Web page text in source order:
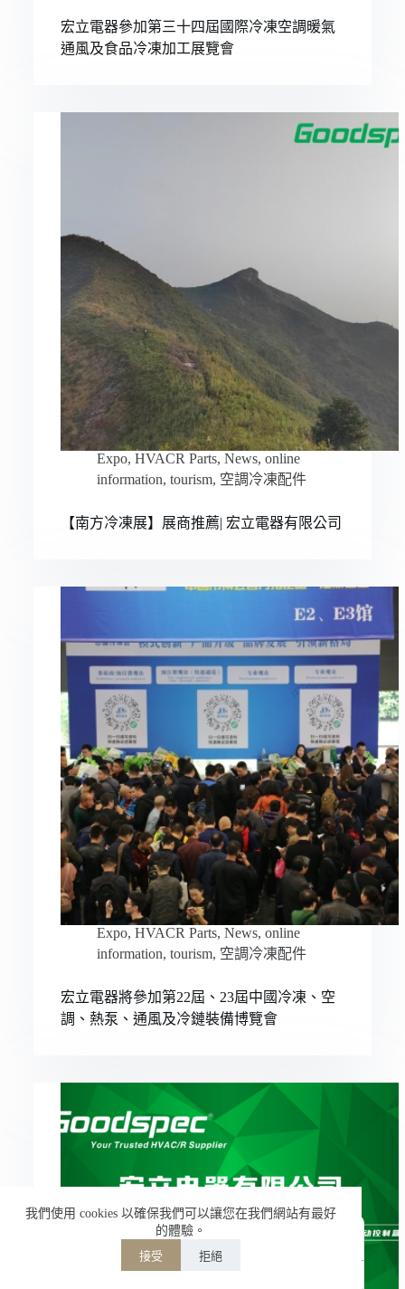
我們使用 cookies 以確保我們可以讓您在我們網站有最好
的體驗。
接受 拒絕
宏立電器參加第三十四屆國際冷凍空調暖氣
通風及食品冷凍加工展覽會
Expo, HVACR Parts, News, online
information, tourism, 空調冷凍配件
【南方冷凍展】展商推薦| 宏立電器有限公司
Expo, HVACR Parts, News, online
information, tourism, 空調冷凍配件
宏立電器將參加第22屆、23屆中國冷凍、空
調、熱泵、通風及冷鏈裝備博覽會
简体中文
English
Español de México
Deutsch
Français du Canada
한국어
العربية
Nederlands
Bahasa Indonesia
Русский